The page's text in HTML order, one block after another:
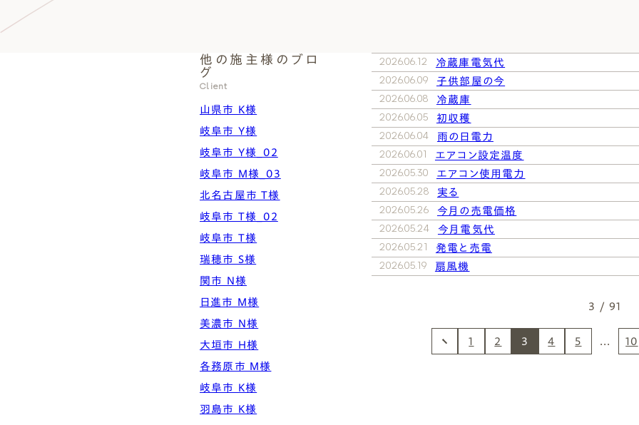
エムズの家について
M's house
10のお約束ごと、苦手な
こと
家づくりについて（標準
Order House
家づくりの流れ/アフター
Flow
ラインナップ
Lineup
ナチュレエコ・アドバンス
（コスパ最強モデル）
ナチュレエコ・ゼロ
（高性
能ゼロエネルギー住宅）
Natureeco Zero
ナチュレエコ・プラス（最
Natureeco Plus
Hiraya&Nisetai
平屋住宅
Hiraya
エムズを愛する人たち
Owners
お客様の暮らしインタビュー
Voice Owners
外観デザインスタイルから探す
Simple Modern
ナチュラルモダン
Natural Modern
外装仕様から探す
Exterior Type
軒アリ 軒無し
Without Eaves With
イベント
Event・Blog
Event
ブログ
家づくりコラム 施主様ブログ
Client Blog blog_client
エムズのこと
About
Company
スタッフ紹介
Staff Claim
2026.06.12 冷蔵庫電気代
2026.06.09 子供部屋の今
2026.06.08 冷蔵庫
2026.06.05 初収穫
2026.06.04 雨の日電力
2026.06.01 エアコン設定温度
2026.05.30 エアコン使用電力
2026.05.28 実る
2026.05.26 今月の売電価格
2026.05.24 今月電気代
2026.05.21 発電と売電
2026.05.19 扇風機
3 / 91
1 2 3 4 5 10
他の施主様のブロ
グ
Client
山県市 K様
岐阜市 Y様
岐阜市 Y様_02
岐阜市 M様_03
北名古屋市 T様
岐阜市 T様_02
岐阜市 T様
瑞穂市 S様
関市 N様
日進市 M様
美濃市 N様
大垣市 H様
各務原市 M様
岐阜市 K様
羽島市 K様